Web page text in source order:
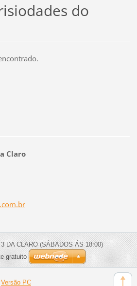
do
Claro
br
DA CLARO (SÁBADOS ÁS 18:00)
gratuito
Versão PC